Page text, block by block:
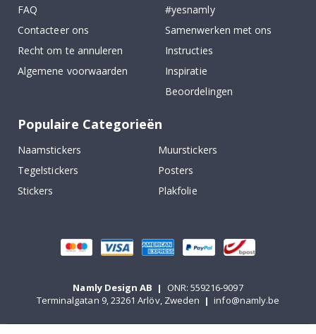
FAQ
Contacteer ons
Recht om te annuleren
Algemene voorwaarden
#yesnamly
Samenwerken met ons
Instructies
Inspiratie
Beoordelingen
Populaire Categorieën
Naamstickers
Muurstickers
Tegelstickers
Posters
Stickers
Plakfolie
Namly Design AB |
ONR: 559216-9097
Terminalgatan 9, 23261 Arlöv, Zweden | info@namly.be